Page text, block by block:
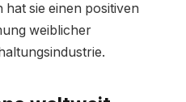
sie einen positiven
weiblicher